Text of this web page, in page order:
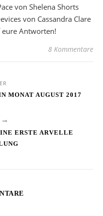
von Shelena Shorts
von Cassandra Clare
Antworten!
8 Kommentare
MONAT AUGUST 2017
ERSTE ARVELLE